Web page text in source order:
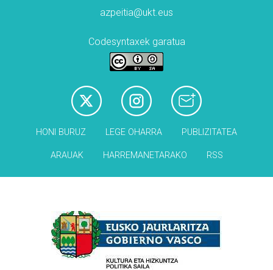
azpeitia@ukt.eus
Codesyntaxek garatua
HONI BURUZ LEGE OHARRA PUBLIZITATEA
ARAUAK HARREMANETARAKO RSS